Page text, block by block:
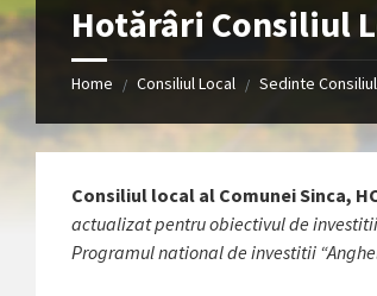
Hotărâri Consiliul
Home / Consiliul Local / Sedinte
Consiliul local al Comunei Sinca,
actualizat pentru obiectivul de
Programul national de investitii